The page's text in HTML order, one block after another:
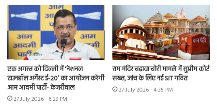
एक अगस्त को दिल्ली में ‘नेशनल
टाउनहॉल अगेंस्ट ई-20’ का आयोजन करेगी
आम आदमी पार्टी- केजरीवाल
27 July 2026 - 6:29 PM
राम मंदिर चढ़ावा चोरी मामले में सुप्रीम कोर्ट
सख्त, जांच के लिए नई SIT गठित
27 July 2026 - 4:35 PM